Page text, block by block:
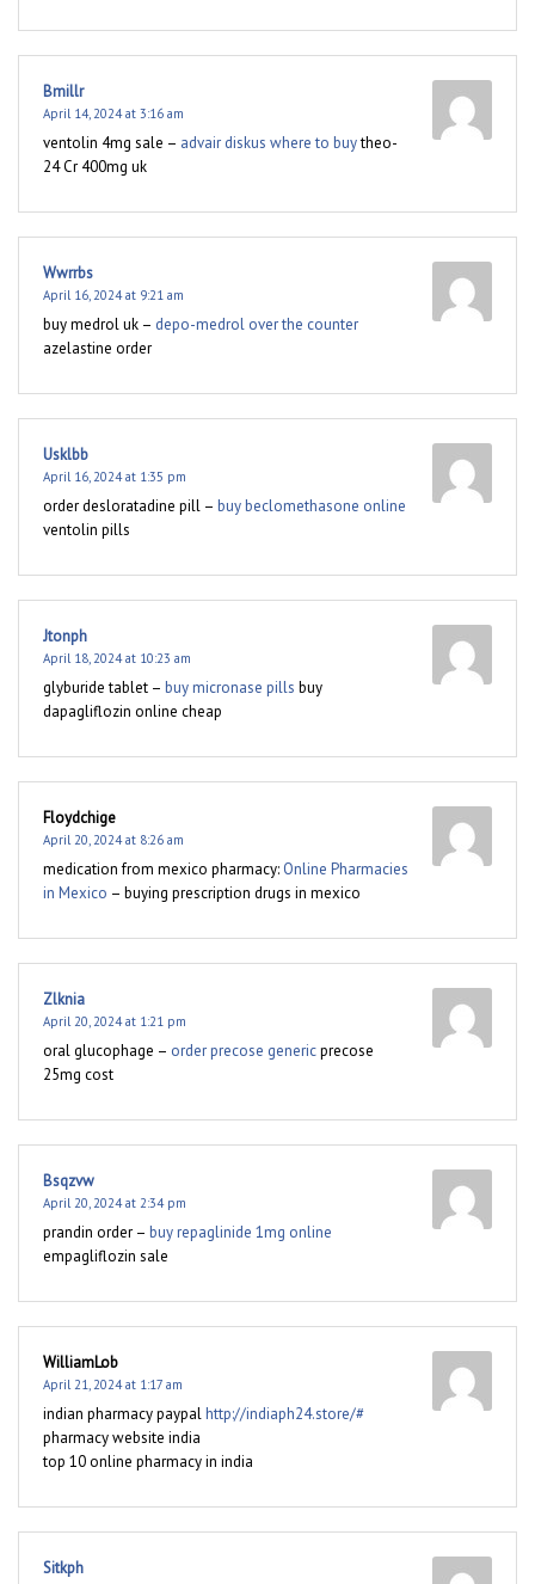
Bmillr
April 14, 2024 at 3:16 am
ventolin 4mg sale – advair diskus where to buytheo-
24 Cr 400mg uk
Wwrrbs
April 16, 2024 at 9:21 am
buy medrol uk – depo-medrol over the counter
azelastine order
Usklbb
April 16, 2024 at 1:35 pm
order desloratadine pill – buy beclomethasone online
ventolin pills
Jtonph
April 18, 2024 at 10:23 am
glyburide tablet – buy micronase pills buy
dapagliflozin online cheap
Floydchige
April 20, 2024 at 8:26 am
medication from mexico pharmacy: Online Pharmacies
in Mexico – buying prescription drugs in mexico
Zlknia
April 20, 2024 at 1:21 pm
oral glucophage – order precose genericprecose
25mg cost
Bsqzvw
April 20, 2024 at 2:34 pm
prandin order – buy repaglinide 1mg online
empagliflozin sale
WilliamLob
April 21, 2024 at 1:17 am
indian pharmacy paypalhttp://indiaph24.store/#
pharmacy website india
top 10 online pharmacy in india
Sitkph